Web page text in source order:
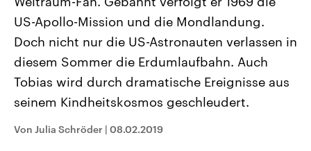
Landtagswahl Sachsen-Anhalt
2026
Alle Informationen
Sachsen-Anhalt wählt am 6.
September 2026 einen neuen
Bundesland von einer Koalition aus
Umfragen, Prognosen,
Wahlprogramme, aktuelle Berichte
USA
Aktuelle Beiträge,
Hintergründe
Wirtschaftlich und
gehören die Vereinigten
den mächtigsten Ländern
mit großem Einfluss auf
US-Apollo-Mission und die Mondlandung.
Doch nicht nur die US-Astronauten verlassen in
diesem Sommer die Erdumlaufbahn. Auch
Tobias wird durch dramatische Ereignisse aus
seinem Kindheitskosmos geschleudert.
Von Julia Schröder | 08.02.2019